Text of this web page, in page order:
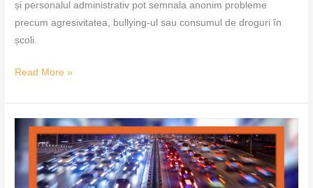
și personalul administrativ pot semnala anonim probleme
precum agresivitatea, bullying-ul sau consumul de droguri în
școli.
Read More »
Traficul
agresiv,
monitorizat